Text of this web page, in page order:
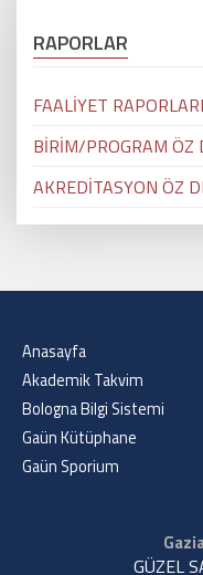
RAPORLAR
FAALİYET RAPORLARI
BİRİM/PROGRAM ÖZ
AKREDİTASYON ÖZ
Anasayfa
Akademik Takvim
Bologna Bilgi Sistemi
Gaün Kütüphane
Gaün Sporium
GÜZEL